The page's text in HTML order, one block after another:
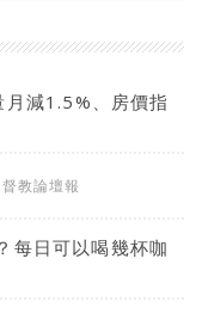
減1.5%、房價指
教論壇報
每日可以喝幾杯咖